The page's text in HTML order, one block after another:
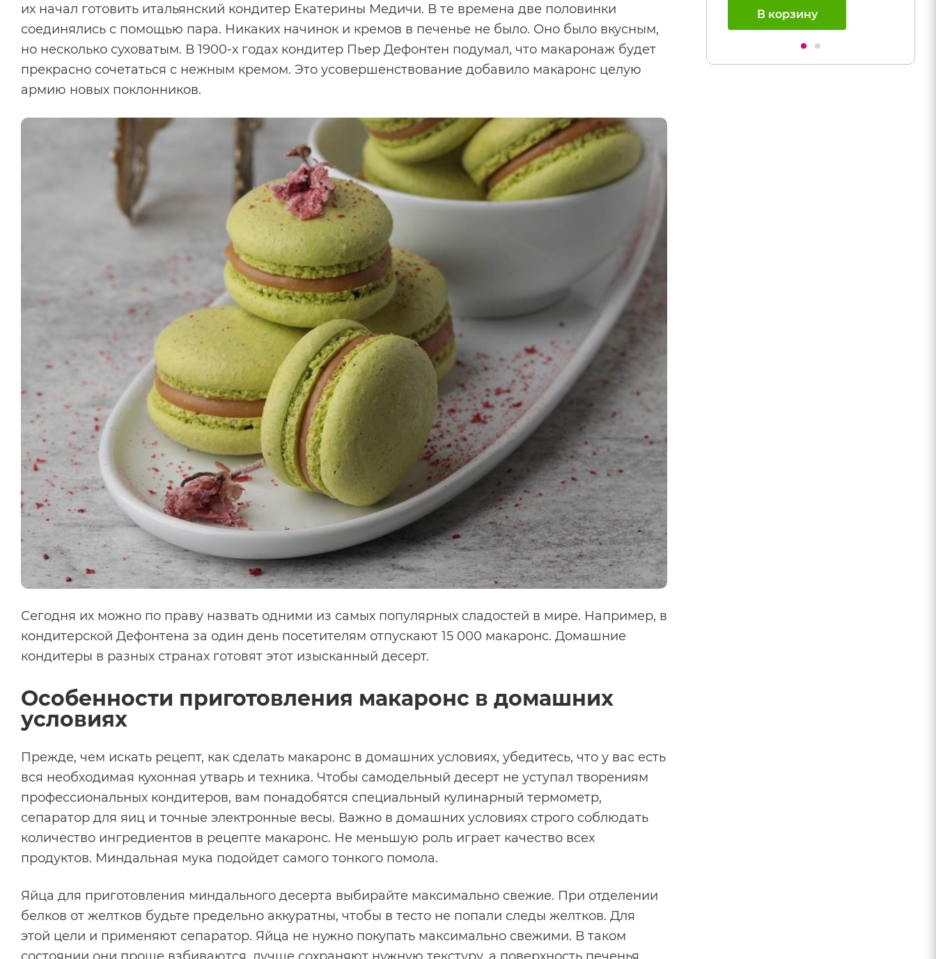
их начал готовить итальянский кондитер Екатерины Медичи. В те времена две половинки
соединялись с помощью пара. Никаких начинок и кремов в печенье не было. Оно было вкусным,
но несколько суховатым. В 1900-х годах кондитер Пьер Дефонтен подумал, что макаронаж будет
прекрасно сочетаться с нежным кремом. Это усовершенствование добавило макаронс целую
армию новых поклонников.
Сегодня их можно по праву назвать одними из самых популярных сладостей в мире. Например, в
кондитерской Дефонтена за один день посетителям отпускают 15 000 макаронс. Домашние
кондитеры в разных странах готовят этот изысканный десерт.
Особенности приготовления макаронс в домашних
условиях
Прежде, чем искать рецепт, как сделать макаронс в домашних условиях, убедитесь, что у вас есть
вся необходимая кухонная утварь и техника. Чтобы самодельный десерт не уступал творениям
профессиональных кондитеров, вам понадобятся специальный кулинарный термометр,
сепаратор для яиц и точные электронные весы. Важно в домашних условиях строго соблюдать
количество ингредиентов в рецепте макаронс. Не меньшую роль играет качество всех
продуктов. Миндальная мука подойдет самого тонкого помола.
Яйца для приготовления миндального десерта выбирайте максимально свежие. При отделении
белков от желтков будьте предельно аккуратны, чтобы в тесто не попали следы желтков. Для
этой цели и применяют сепаратор. Яйца не нужно покупать максимально свежими. В таком
В корзину В корзину В корзину